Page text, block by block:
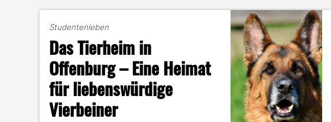
Studentenleben
Das Tierheim in
Offenburg – Eine Heimat
für liebenswürdige
Vierbeiner